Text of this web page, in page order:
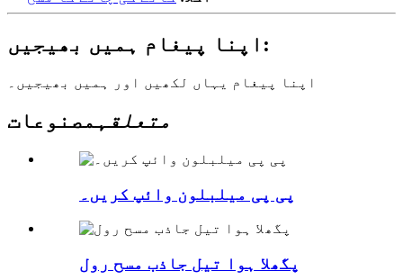
اپنا پیغام ہمیں بھیجیں:
اپنا پیغام یہاں لکھیں اور ہمیں بھیجیں۔
متعلقہمصنوعات
پی پی میلبلون وائپ کریں۔
پگھلا ہوا تیل جاذب مسح رول